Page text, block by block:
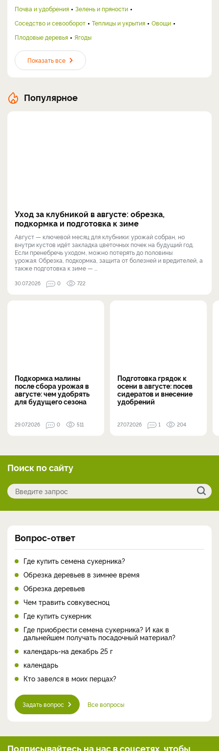
Почва и удобрения
Зелень и пряности
Соседство и севооборот
Теплицы и укрытия
Овощи
Плодовые деревья
Ягоды
Показать все
Популярное
Уход за клубникой в августе: обрезка,
подкормка и подготовка к зиме
Август — ключевой месяц для клубники: урожай собран, но
внутри кустов идёт закладка цветочных почек на будущий год.
Если пренебречь уходом, можно потерять до половины
урожая. Обрезка, подкормка, защита от болезней и вредителей, а
также подготовка к зиме — ...
30.07.2026 0 722
Подкормка малины
после сбора урожая в
августе: чем удобрять
для будущего сезона
29.07.2026 0 511
Подготовка грядок к
осени в августе: посев
сидератов и внесение
удобрений
27.07.2026 1 204
Поиск по сайту
Вопрос-ответ
Где купить семена сукерника?
Обрезка деревьев в зимнее время
Обрезка деревьев
Чем травить совкувесноц
Где купить сукерник
Где приобрести семена сукерника? И как в
дальнейшем получать посадочный материал?
календарь-на декабрь 25 г
календарь
Кто завелся в моих перцах?
Задать вопрос Все вопросы
Подписывайтесь на нас в соцсетях, чтобы